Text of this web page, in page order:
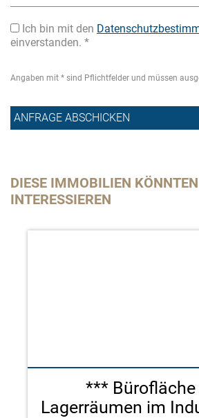
Ich bin mit den
einverstanden. *
Angaben mit * sind Pflichtfelder und müssen
DIESE IMMOBILIEN
INTERESSIEREN
***
Lagerräumen im